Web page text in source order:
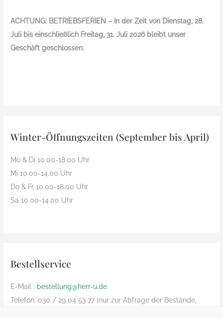
ACHTUNG: BETRIEBSFERIEN – In der Zeit von Dienstag, 28.
Juli bis einschließlich Freitag, 31. Juli 2026 bleibt unser
Geschäft geschlossen.
Winter-Öffnungszeiten (September bis April)
Mo & Di 10.00-18.00 Uhr
Mi 10.00-14.00 Uhr
Do & Fr 10.00-18.00 Uhr
Sa 10.00-14.00 Uhr
Bestellservice
E-Mail : bestellung@herr-u.de
Telefon: 030 / 29 04 53 77 (nur zur Abfrage der Bestände,